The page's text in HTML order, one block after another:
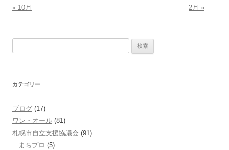
« 10月
2月 »
カテゴリー
ブログ (17)
ワン・オール (81)
札幌市自立支援協議会 (91)
まちプロ (5)